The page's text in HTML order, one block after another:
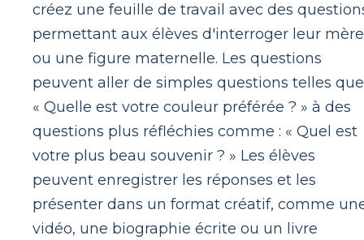
créez une feuille de travail avec des
permettant aux élèves d'interroger leur mère
ou une figure maternelle. Les questions
peuvent aller de simples questions telles que
« Quelle est votre couleur préférée ? » à des
questions plus réfléchies comme : « Quel est
votre plus beau souvenir ? » Les élèves
peuvent enregistrer les réponses et les
présenter dans un format créatif, comme
vidéo, une biographie écrite ou un livre